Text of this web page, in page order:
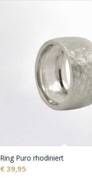
Ring Puro rhodiniert
€ 39,95